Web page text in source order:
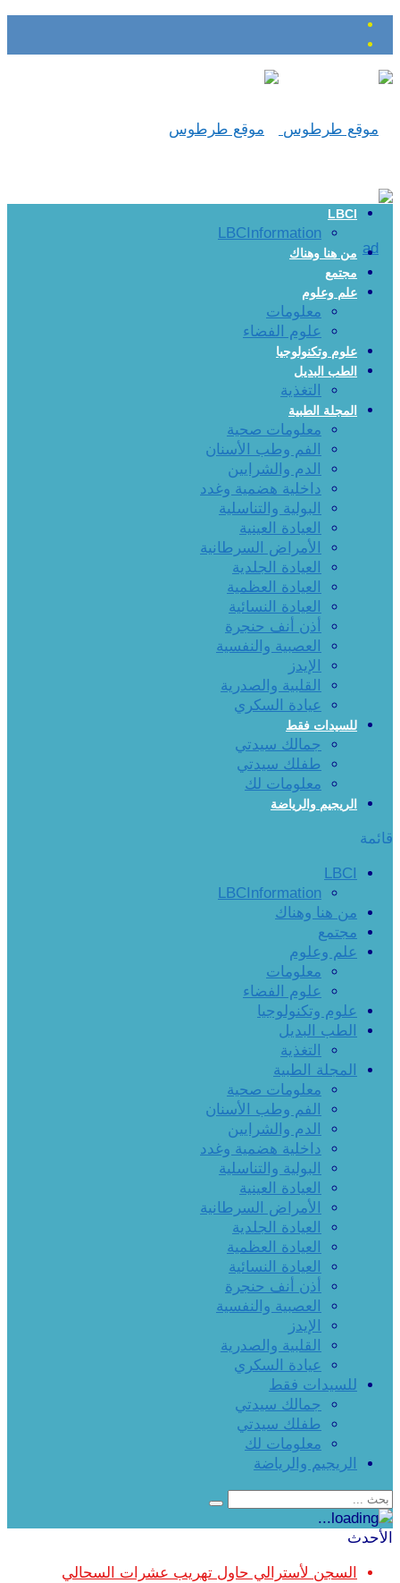
LBCI
LBCInformation
من هنا وهناك
مجتمع
علم وعلوم
معلومات
علوم الفضاء
علوم وتكنولوجيا
الطب البديل
التغذية
المجلة الطبية
معلومات صحية
الفم وطب الأسنان
الدم والشرايين
داخلية هضمية وغدد
البولية والتناسلية
العيادة العينية
الأمراض السرطانية
العيادة الجلدية
العيادة العظمية
العيادة النسائية
أذن أنف حنجرة
العصبية والنفسية
الإيدز
القلبية والصدرية
عيادة السكري
للسيدات فقط
جمالك سيدتي
طفلك سيدتي
معلومات لك
الريجيم والرياضة
قائمة
LBCI
LBCInformation
من هنا وهناك
مجتمع
علم وعلوم
معلومات
علوم الفضاء
علوم وتكنولوجيا
الطب البديل
التغذية
المجلة الطبية
معلومات صحية
الفم وطب الأسنان
الدم والشرايين
داخلية هضمية وغدد
البولية والتناسلية
العيادة العينية
الأمراض السرطانية
العيادة الجلدية
العيادة العظمية
العيادة النسائية
أذن أنف حنجرة
العصبية والنفسية
الإيدز
القلبية والصدرية
عيادة السكري
للسيدات فقط
جمالك سيدتي
طفلك سيدتي
معلومات لك
الريجيم والرياضة
الأحدث
السجن لأسترالي حاول تهريب عشرات السحالي